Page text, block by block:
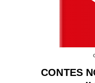
CONTES